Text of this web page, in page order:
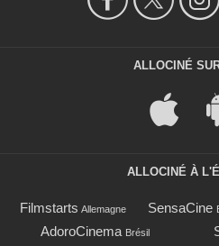
ALLOCINÉ
ALLOCINÉ À
Filmstarts Allemagne SensaCine
AdoroCinema Brésil